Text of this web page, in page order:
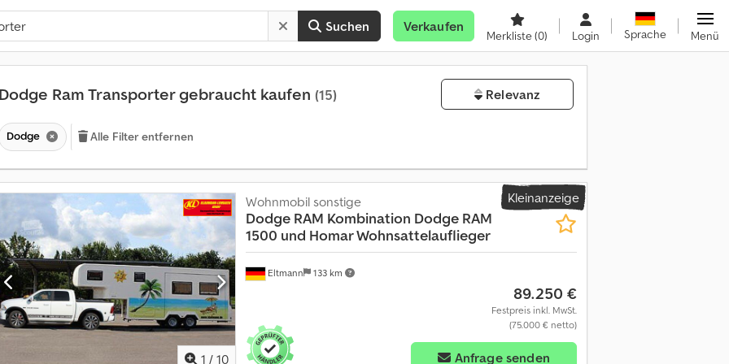
Suchen Verkaufen
Merkliste(0) Login Sprache Menü
Dodge Ram Transporter gebraucht kaufen (15) Relevanz
Dodge Alle Filter entfernen
Kleinanzeige
1 / 10
Eltmann 133 km
Wohnmobil sonstige
Dodge RAM Kombination Dodge RAM
1500 und Homar Wohnsattelauflieger
89.250 €
Festpreis inkl. MwSt.
(75.000 € netto)
Anfrage senden
n
r
a